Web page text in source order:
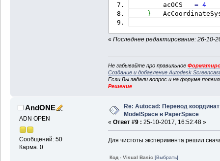
acOCS = 4
}
« Последнее редактирование: 26-10-
Не забывайте про правильное
Создание и добавление Autodesk
Если Вы задали вопрос и на форуме
Решение
AndONE
ADN OPEN
Сообщений: 50
Карма: 0
Re: Autocad: Перевод координат
ModelSpace в PaperSpace
« Ответ #9 : 25-10-2017, 16:52:48 »
Для чистоты эксперимента решил
Код - Visual Basic [Выбрать]